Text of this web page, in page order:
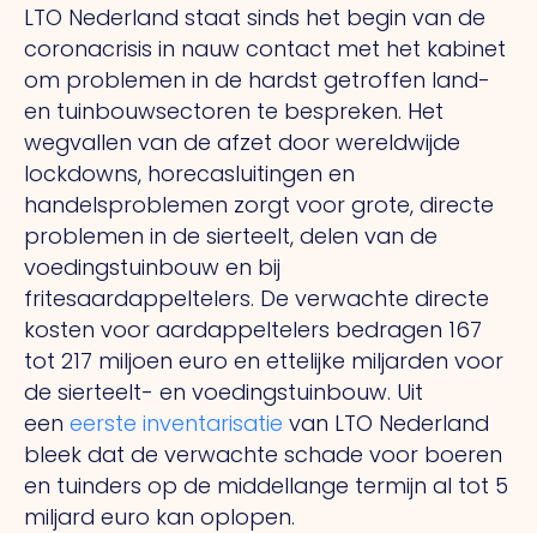
LTO Nederland staat sinds het begin van de
coronacrisis in nauw contact met het kabinet
om problemen in de hardst getroffen land-
en tuinbouwsectoren te bespreken. Het
wegvallen van de afzet door wereldwijde
lockdowns, horecasluitingen en
handelsproblemen zorgt voor grote, directe
problemen in de sierteelt, delen van de
voedingstuinbouw en bij
fritesaardappeltelers. De verwachte directe
kosten voor aardappeltelers bedragen 167
tot 217 miljoen euro en ettelijke miljarden voor
de sierteelt- en voedingstuinbouw. Uit
een eerste inventarisatie van LTO Nederland
bleek dat de verwachte schade voor boeren
en tuinders op de middellange termijn al tot 5
miljard euro kan oplopen.